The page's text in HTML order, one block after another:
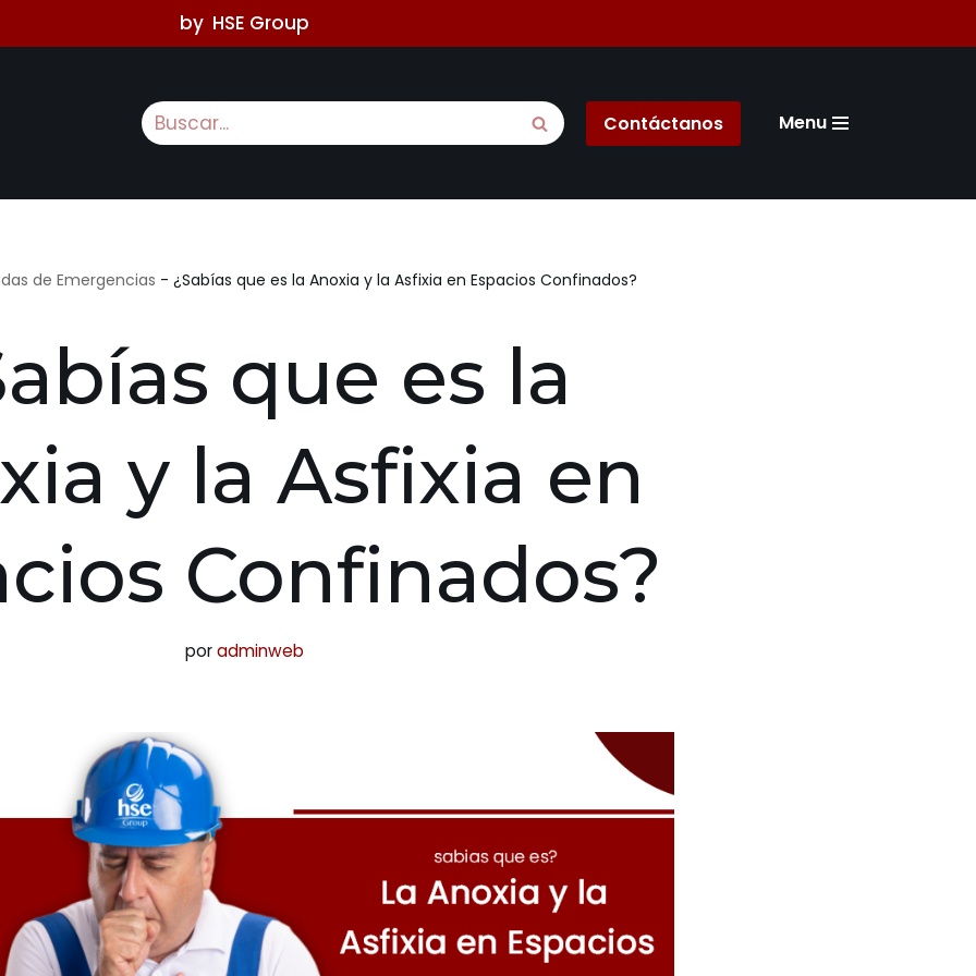
by HSE Group
Contáctanos Menu
de Emergencias - ¿Sabías que es la Anoxia y la Asfixia en Espacios Confinados?
que es la
y la Asfixia en
Confinados?
poradminweb